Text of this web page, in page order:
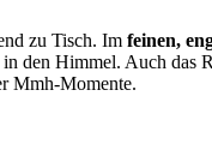
zu Tisch. Im feinen,
den Himmel. Auch
Mmh-Momente.